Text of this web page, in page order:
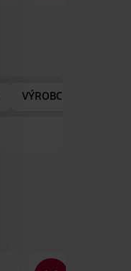
VÝROBCE/